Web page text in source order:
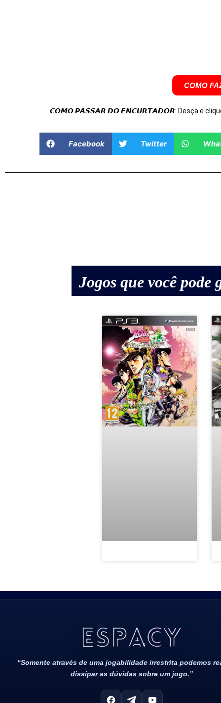
COMO
𝘾𝙊𝙈𝙊 𝙋𝘼𝙎𝙎𝘼𝙍 𝘿𝙊 𝙀𝙉𝘾𝙐𝙍𝙏𝘼𝘿𝙊𝙍: Desça e clique
Facebook Twitter
Jogos que você pode
“Somente através de uma jogabilidade irrestrita podemos
dissipar as dúvidas sobre um jogo.”